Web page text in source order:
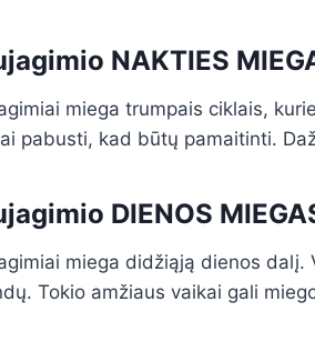
NAKTIES
miega trumpais ciklais,
pabusti, kad būtų pamaitinti.
DIENOS
miega didžiąją dienos
Tokio amžiaus vaikai gali